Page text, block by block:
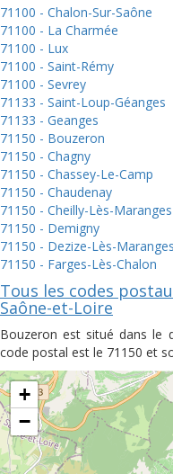
71100 - Chalon-Sur-Saône
71100 - La Charmée
71100 - Lux
71100 - Saint-Rémy
71100 - Sevrey
71133 - Saint-Loup-Géanges
71133 - Geanges
71150 - Bouzeron
71150 - Chagny
71150 - Chassey-Le-Camp
71150 - Chaudenay
71150 - Cheilly-Lès-Maranges
71150 - Demigny
71150 - Dezize-Lès-Maranges
71150 - Farges-Lès-Chalon
Tous les codes
Saône-et-Loire
Bouzeron est situé dans le
code postal est le 71150 et
+
−